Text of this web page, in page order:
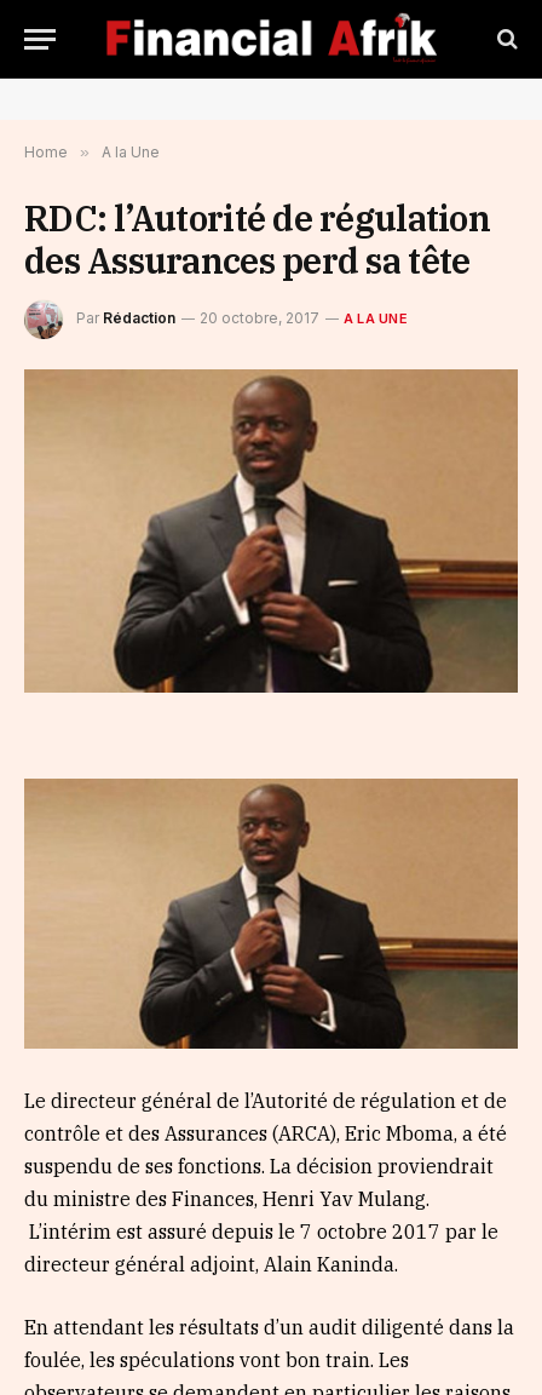
Home » A la Une
RDC: l’Autorité de régulation
des Assurances perd sa tête
Par Rédaction 20 octobre, 2017 A LA UNE
Le directeur général de l’Autorité de régulation et de
contrôle et des Assurances (ARCA), Eric Mboma, a été
suspendu de ses fonctions. La décision proviendrait
du ministre des Finances, Henri Yav Mulang.
L’intérim est assuré depuis le 7 octobre 2017 par le
directeur général adjoint, Alain Kaninda.
En attendant les résultats d’un audit diligenté dans la
foulée, les spéculations vont bon train. Les